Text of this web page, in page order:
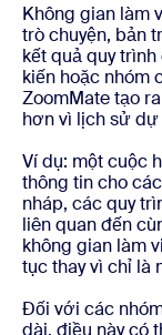
Không gian làm
trò chuyện, bản
kết quả quy
kiến hoặc nhóm
ZoomMate tạo
hơn vì lịch sử
Ví dụ: một cuộc
thông tin cho
nháp, các quy
liên quan đến
không gian làm
tục thay vì chỉ là
Đối với các
dài, điều này có